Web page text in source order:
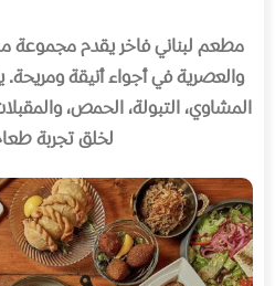
مطعم لبناني فاخر يقدم مجموعة من
والعصرية في أجواء أنيقة ومريحة.
المشاوي، التبولة، الحمص،
لخلق تجربة